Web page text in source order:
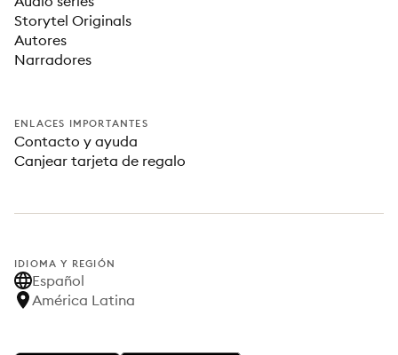
Storytel Originals
Autores
Narradores
ENLACES IMPORTANTES
Contacto y ayuda
Canjear tarjeta de regalo
IDIOMA Y REGIÓN
Español
América Latina